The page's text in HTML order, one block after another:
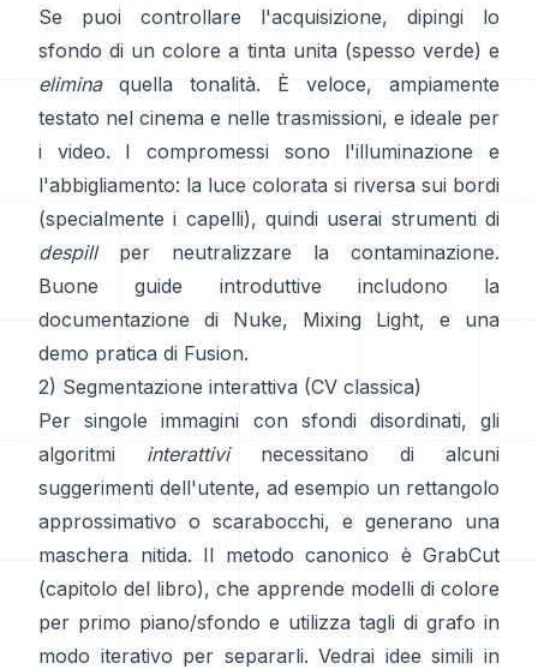
Se puoi controllare l'acquisizione, dipingi lo
sfondo di un colore a tinta unita (spesso verde) e
eliminaquella tonalità. È veloce, ampiamente
testato nel cinema e nelle trasmissioni, e ideale per
i video. I compromessi sono l'illuminazione e
l'abbigliamento: la luce colorata si riversa sui bordi
(specialmente i capelli), quindi userai strumenti di
despillper neutralizzare la contaminazione.
Buone guide introduttive includono la
documentazione di Nuke, Mixing Light, e una
demo pratica di Fusion.
2) Segmentazione interattiva (CV classica)
Per singole immagini con sfondi disordinati, gli
algoritmi interattivinecessitano di alcuni
suggerimenti dell'utente, ad esempio un rettangolo
approssimativo o scarabocchi, e generano una
maschera nitida. Il metodo canonico è GrabCut
(capitolo del libro), che apprende modelli di colore
per primo piano/sfondo e utilizza tagli di grafo in
modo iterativo per separarli. Vedrai idee simili in